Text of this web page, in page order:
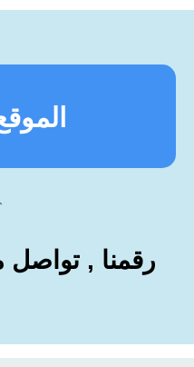
رقمنا , تواصل